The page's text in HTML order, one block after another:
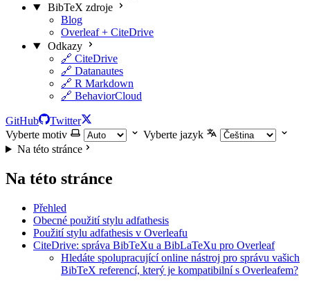
BibTeX zdroje
Blog
Overleaf + CiteDrive
Odkazy
🔗 CiteDrive
🔗 Datanautes
🔗 R Markdown
🔗 BehaviorCloud
GitHub
Twitter
Vyberte motiv
Vyberte jazyk
Na této stránce
Na této stránce
Přehled
Obecné použití stylu adfathesis
Použití stylu adfathesis v Overleafu
CiteDrive: správa BibTeXu a BibLaTeXu pro Overleaf
Hledáte spolupracující online nástroj pro správu vašich
BibTeX referencí, který je kompatibilní s Overleafem?